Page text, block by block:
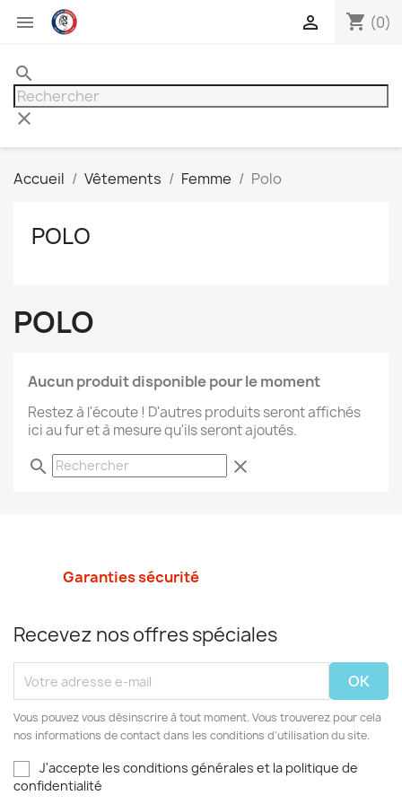
 shopping_cart (0)

search
clear
Accueil Vêtements Femme Polo
POLO
POLO
Aucun produit disponible pour le moment
Restez à l'écoute ! D'autres produits seront affichés
ici au fur et à mesure qu'ils seront ajoutés.
search clear
Garanties sécurité
Recevez nos offres spéciales
Vous pouvez vous désinscrire à tout moment. Vous trouverez pour cela
nos informations de contact dans les conditions d'utilisation du site.
J'accepte les conditions générales et la politique de
confidentialité